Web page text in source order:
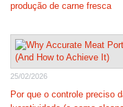
produção de carne fresca
25/02/2026
Por que o controle preciso